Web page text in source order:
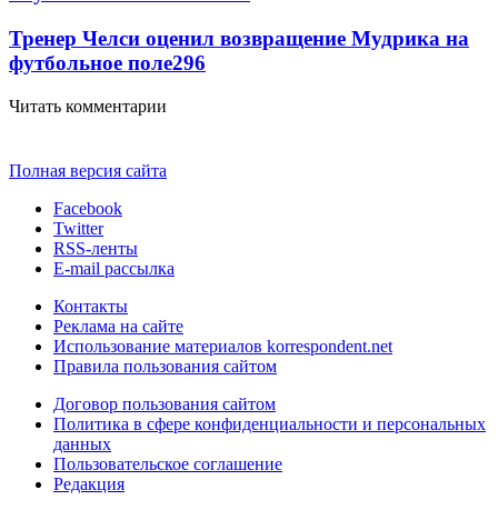
Тренер Челси оценил возвращение Мудрика на
футбольное поле296
Читать комментарии
Полная версия сайта
Facebook
Twitter
RSS-ленты
E-mail рассылка
Контакты
Реклама на сайте
Использование материалов korrespondent.net
Правила пользования сайтом
Договор пользования сайтом
Политика в сфере конфиденциальности и персональных
данных
Пользовательское соглашение
Редакция